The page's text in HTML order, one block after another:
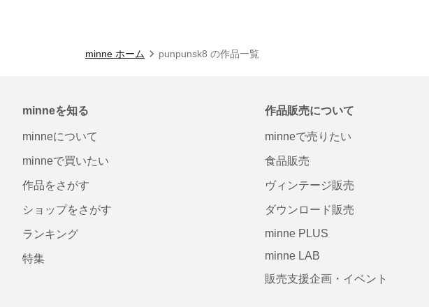
minne ホーム punpunsk8 の作品一覧
minneを知る
minneについて
minneで買いたい
作品をさがす
ショップをさがす
ランキング
特集
作品販売について
minneで売りたい
食品販売
ヴィンテージ販売
ダウンロード販売
minne PLUS
minne LAB
販売支援企画・イベント